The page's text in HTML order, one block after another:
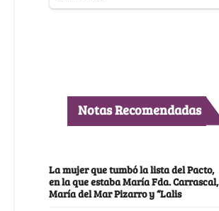
Notas Recomendadas
La mujer que tumbó la lista del Pacto,
en la que estaba María Fda. Carrascal,
María del Mar Pizarro y “Lalis